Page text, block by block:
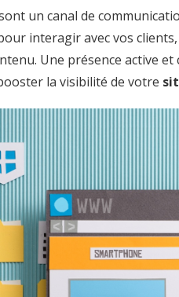
un canal de
interagir avec vos
Une présence active
la visibilité de votre